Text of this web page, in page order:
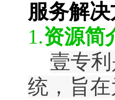
服务解
1.资源简
壹专利
统，旨